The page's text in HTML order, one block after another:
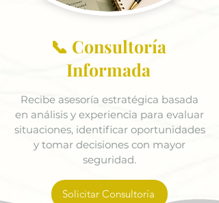
📞 Consultoría
Informada
Recibe asesoría estratégica basada
en análisis y experiencia para evaluar
situaciones, identificar oportunidades
y tomar decisiones con mayor
seguridad.
Solicitar Consultoría